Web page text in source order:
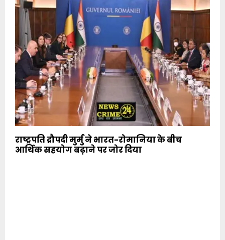
राष्ट्रपति द्रौपदी मुर्मु ने भारत-रोमानिया के बीच
आर्थिक सहयोग बढ़ाने पर जोर दिया